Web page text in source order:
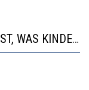
“WIR BEOBACHTEN EINEN REGELRECHTEN STURZFLUG BEI DEN LERNLEISTUNGEN”
DIE VERSTÄRKTE HARMONISIERUNG IM SCHULWESEN VERRINGERT DAS INNOVATIONSPOTENZIAL